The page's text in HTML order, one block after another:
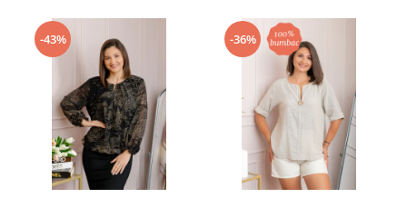
-43% -36%